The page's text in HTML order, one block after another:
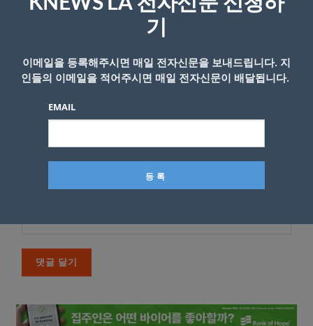
기
이메일을 등록해주시면 매일 전자신문을 보내드립니다. 지
인들의 이메일을 적어주시면 매일 전자신문이 배달됩니다.
EMAIL